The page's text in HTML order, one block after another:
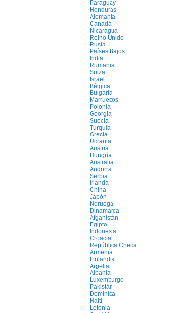
Paraguay
Honduras
Alemania
Canadá
Nicaragua
Reino Unido
Rusia
Países Bajos
India
Rumania
Suiza
Israel
Bélgica
Bulgaria
Marruecos
Polonia
Georgia
Suecia
Turquía
Grecia
Ucrania
Austria
Hungría
Australia
Andorra
Serbia
Irlanda
China
Japón
Noruega
Dinamarca
Afganistán
Egipto
Indonesia
Croacia
República Checa
Armenia
Finlandia
Argelia
Albania
Luxemburgo
Pakistán
Dominica
Haití
Letonia